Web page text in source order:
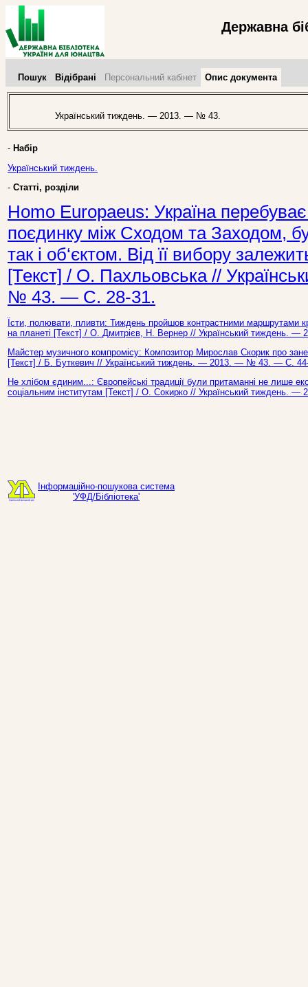
Державна
Пошук Відібрані Персональний кабінет Опис документа
Український тиждень. — 2013. — № 43.
- Набір
Український тиждень.
- Статті, розділи
Homo Europaeus: Україна перебуває
поєдинку між Сходом та Заходом,
так і об‘єктом. Від її вибору
[Текст] / О. Пахльовська //
№ 43. — С. 28-31.
Їсти, полювати, пливти: Тиждень пройшов контрастними маршрутами
на планеті [Текст] / О. Дмитрієв, Н. Вернер // Український
Майстер музичного компромісу: Композитор Мирослав Скорик про
[Текст] / Б. Буткевич // Український тиждень. — 2013. — № 43. — С.
Не хлібом єдиним...: Європейські традиції були притаманні не лише
соціальним інститутам [Текст] / О. Сокирко // Український
Інформаційно-пошукова система
'УФД/Бібліотека'